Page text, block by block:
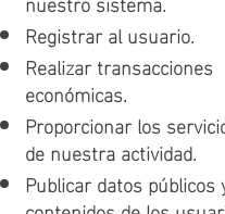
Registrar al usuario.
Realizar transacciones
económicas.
Proporcionar los
de nuestra actividad.
Publicar datos públicos